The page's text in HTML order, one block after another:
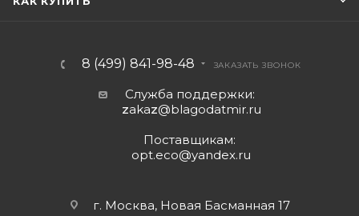
8 (499) 841-98-48 ЗАКАЗАТЬ ЗВОНОК
Служба поддержки:
zakaz@blagodatmir.ru
Поставщикам:
opt.eco@yandex.ru
г. Москва, Новая Басманная 17